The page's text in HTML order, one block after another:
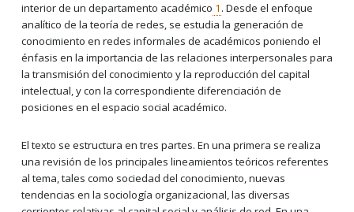
interior de un departamento académico 1 . Desde el enfoque
analítico de la teoría de redes, se estudia la generación de
conocimiento en redes informales de académicos poniendo el
énfasis en la importancia de las relaciones interpersonales para
la transmisión del conocimiento y la reproducción del capital
intelectual, y con la correspondiente diferenciación de
posiciones en el espacio social académico.
El texto se estructura en tres partes. En una primera se realiza
una revisión de los principales lineamientos teóricos referentes
al tema, tales como sociedad del conocimiento, nuevas
tendencias en la sociología organizacional, las diversas